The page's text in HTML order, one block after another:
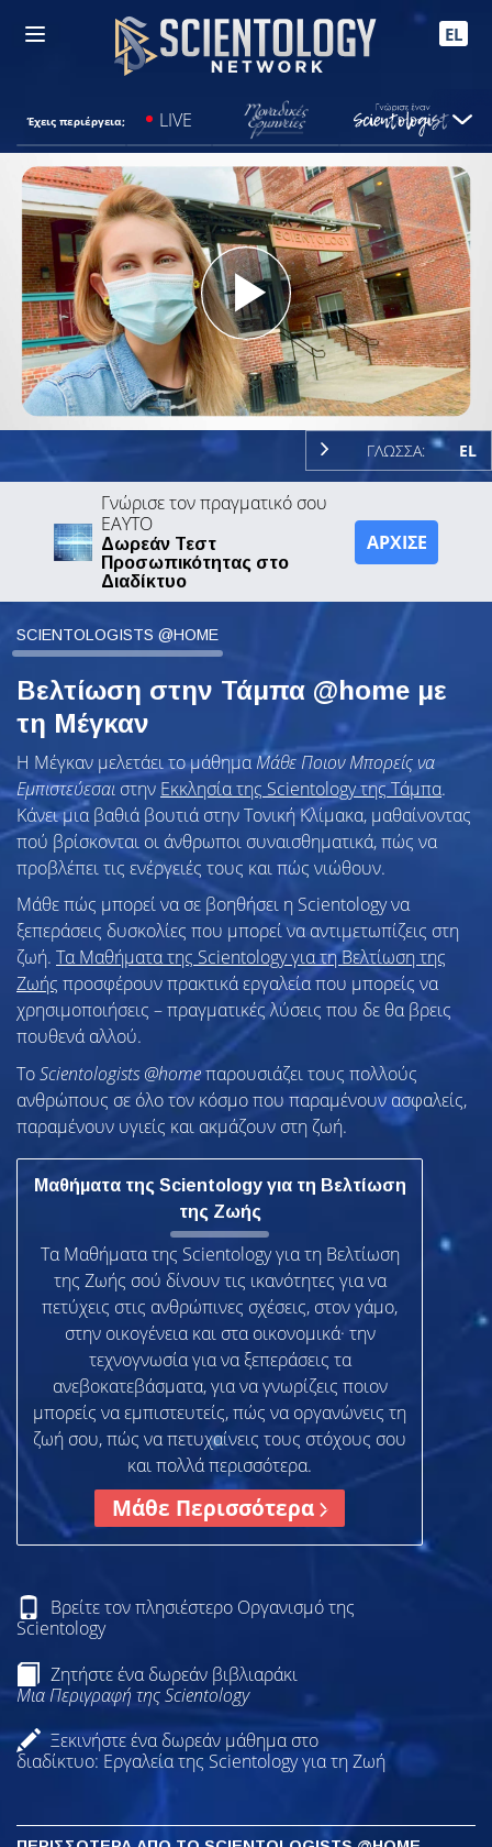
EL
Έχεις περιέργεια; LIVE
Play
Video
ΓΛΩΣΣΑ: EL
Γνώρισε τον πραγματικό σου
ΕΑΥΤΟ
Δωρεάν Τεστ
Προσωπικότητας στο
Διαδίκτυο
ΑΡΧΙΣΕ
SCIENTOLOGISTS @HOME
Βελτίωση στην Τάμπα @home με
τη Μέγκαν
Η Μέγκαν μελετάει το μάθημαΜάθε Ποιον Μπορείς να
Εμπιστεύεσαι στην Εκκλησία της Scientology της Τάμπα.
Κάνει μια βαθιά βουτιά στην Τονική Κλίμακα, μαθαίνοντας
πού βρίσκονται οι άνθρωποι συναισθηματικά, πώς να
προβλέπει τις ενέργειές τους και πώς νιώθουν.
Μάθε πώς μπορεί να σε βοηθήσει η Scientology να
ξεπεράσεις δυσκολίες που μπορεί να αντιμετωπίζεις στη
ζωή. Τα Μαθήματα της Scientology για τη Βελτίωση της
Ζωής προσφέρουν πρακτικά εργαλεία που μπορείς να
χρησιμοποιήσεις – πραγματικές λύσεις που δε θα βρεις
πουθενά αλλού.
ToScientologists @homeπαρουσιάζει τους πολλούς
ανθρώπους σε όλο τον κόσμο που παραμένουν ασφαλείς,
παραμένουν υγιείς και ακμάζουν στη ζωή.
Μαθήματα της Scientology για τη Βελτίωση
της Ζωής
Τα Μαθήματα της Scientology για τη Βελτίωση
της Ζωής σού δίνουν τις ικανότητες για να
πετύχεις στις ανθρώπινες σχέσεις, στον γάμο,
στην οικογένεια και στα οικονομικά· την
τεχνογνωσία για να ξεπεράσεις τα
ανεβοκατεβάσματα, για να γνωρίζεις ποιον
μπορείς να εμπιστευτείς, πώς να οργανώνεις τη
ζωή σου, πώς να πετυχαίνεις τους στόχους σου
και πολλά περισσότερα.
Μάθε Περισσότερα
Βρείτε τον πλησιέστερο Οργανισμό της
Scientology
Ζητήστε ένα δωρεάν βιβλιαράκι
Μια Περιγραφή της Scientology
Ξεκινήστε ένα δωρεάν μάθημα στο
διαδίκτυο: Εργαλεία της Scientology για τη Ζωή